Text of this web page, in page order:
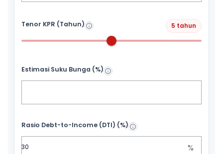
Tenor KPR (Tahun) 5 tahun
Estimasi Suku Bunga (%)
Rasio Debt-to-Income (DTI) (%)
%